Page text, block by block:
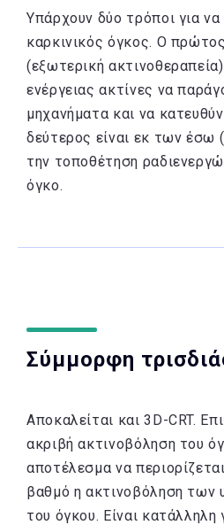
Υπάρχουν δύο τρόποι για να
καρκινικός όγκος. Ο
(εξωτερική
ενέργειας ακτίνες να
μηχανήματα και να
δεύτερος είναι εκ των έσω
την τοποθέτηση
όγκο.
Σύμμορφη
Αποκαλείται και 3D-CRT.
ακριβή ακτινοβόληση του
αποτέλεσμα να
βαθμό η ακτινοβόληση των
του όγκου. Είναι κατάλληλη